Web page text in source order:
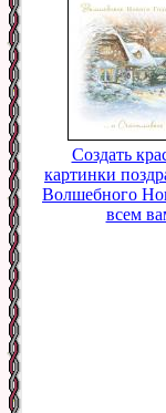
Создать
картинки
Волшебного
всем